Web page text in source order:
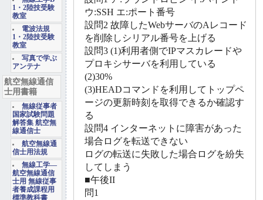
ウ:SSH エ:ポート番号
設問2 故障したWebサーバのAレコード
を削除しシリアル番号を上げる
設問3 (1)利用者側でIPマスカレードや
プロキシサーバを利用している
(2)30%
(3)HEADコマンドを利用してトップペ
ージの更新時刻を取得できるか確認す
る
設問4 インターネットに障害があった
場合ログを転送できない
ログの転送に失敗した場合ログを紛失
してしまう
■午後II
問1
1・2陸技受験
教室
電波法規
1・2陸技受験
教室
写真で学ぶ
アンテナ
航空無線通信
士用書籍
無線従事者
国家試験問題
解答集 航空無
線通信士
航空無線通
信士用法規
無線工学―
航空無線通信
士用 無線従事
者養成課程用
標準教科書